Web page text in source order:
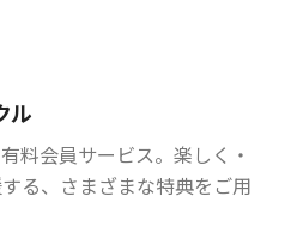
ル
料会員サービス。楽しく・
る、さまざまな特典をご用